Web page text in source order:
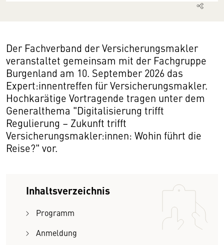
Der Fachverband der Versicherungsmakler
veranstaltet gemeinsam mit der Fachgruppe
Burgenland am 10. September 2026 das
Expert:innentreffen für Versicherungsmakler.
Hochkarätige Vortragende tragen unter dem
Generalthema "Digitalisierung trifft
Regulierung – Zukunft trifft
Versicherungsmakler:innen: Wohin führt die
Reise?" vor.
Inhaltsverzeichnis
Programm
Anmeldung